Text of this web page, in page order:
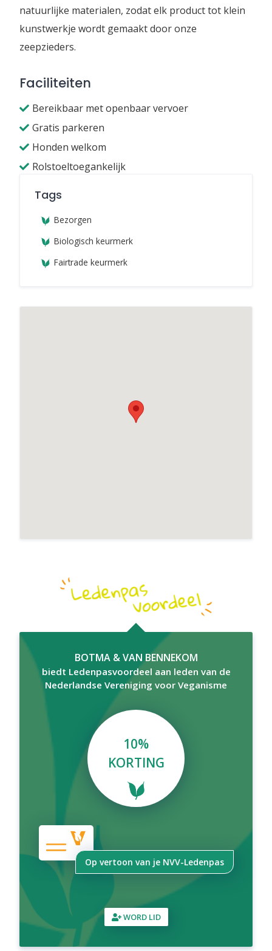
natuurlijke materialen, zodat elk product tot klein
kunstwerkje wordt gemaakt door onze
zeepzieders.
Faciliteiten
Bereikbaar met openbaar vervoer
Gratis parkeren
Honden welkom
Rolstoeltoegankelijk
Tags
Bezorgen
Biologisch keurmerk
Fairtrade keurmerk
BOTMA & VAN BENNEKOM
biedt Ledenpasvoordeel aan leden van de
Nederlandse Vereniging voor Veganisme
10%
KORTING
Op vertoon van je NVV-Ledenpas
WORD LID